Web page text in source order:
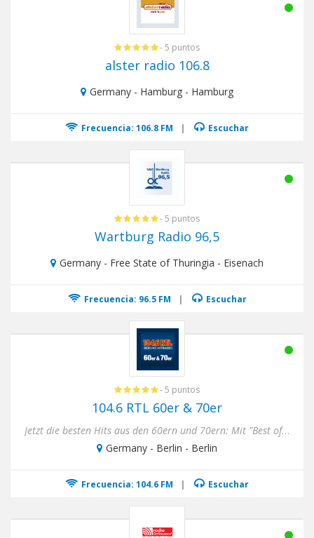
- 5 puntos
alster radio 106.8
Germany - Hamburg - Hamburg
Frecuencia: 106.8 FM | Escuchar
- 5 puntos
Wartburg Radio 96,5
Germany - Free State of Thuringia - Eisenach
Frecuencia: 96.5 FM | Escuchar
- 5 puntos
104.6 RTL 60er & 70er
Jetzt die besten Hits aus den 60ern und 70ern: Mit "Best of 60's & 70's" kommt die Stimmung aus diesen Jahrzehnten di...
Germany - Berlin - Berlin
Frecuencia: 104.6 FM | Escuchar